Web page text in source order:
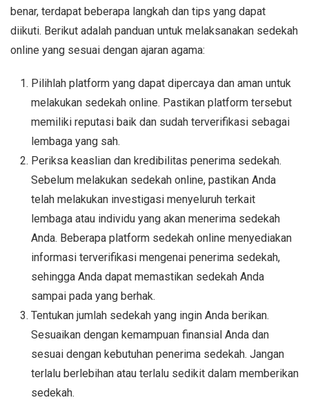
benar, terdapat beberapa langkah dan tips yang dapat
diikuti. Berikut adalah panduan untuk melaksanakan sedekah
online yang sesuai dengan ajaran agama:
Pilihlah platform yang dapat dipercaya dan aman untuk
melakukan sedekah online. Pastikan platform tersebut
memiliki reputasi baik dan sudah terverifikasi sebagai
lembaga yang sah.
Periksa keaslian dan kredibilitas penerima sedekah.
Sebelum melakukan sedekah online, pastikan Anda
telah melakukan investigasi menyeluruh terkait
lembaga atau individu yang akan menerima sedekah
Anda. Beberapa platform sedekah online menyediakan
informasi terverifikasi mengenai penerima sedekah,
sehingga Anda dapat memastikan sedekah Anda
sampai pada yang berhak.
Tentukan jumlah sedekah yang ingin Anda berikan.
Sesuaikan dengan kemampuan finansial Anda dan
sesuai dengan kebutuhan penerima sedekah. Jangan
terlalu berlebihan atau terlalu sedikit dalam memberikan
sedekah.